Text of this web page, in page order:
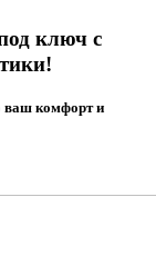
ключ c
ваш комфорт и